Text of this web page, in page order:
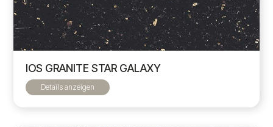
IOS GRANITE STAR GALAXY
Details anzeigen